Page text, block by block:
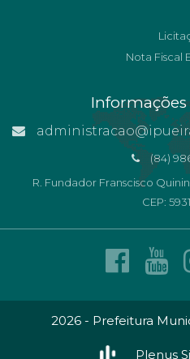
Nota Fiscal
(84)
R. Fundador Franscisco
CEP:
2026 - Prefeitura
Plenus